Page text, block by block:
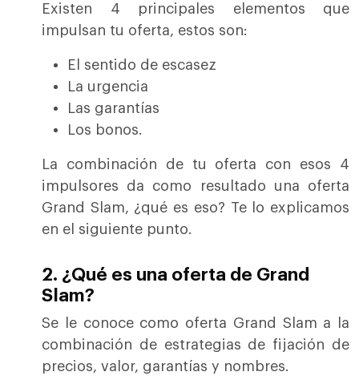
Existen 4 principales elementos que
impulsan tu oferta, estos son:
El sentido de escasez
La urgencia
Las garantías
Los bonos.
La combinación de tu oferta con esos 4
impulsores da como resultado una oferta
Grand Slam, ¿qué es eso? Te lo explicamos
en el siguiente punto.
2. ¿Qué es una oferta de Grand
Slam?
Se le conoce como oferta Grand Slam a la
combinación de estrategias de fijación de
precios, valor, garantías y nombres.